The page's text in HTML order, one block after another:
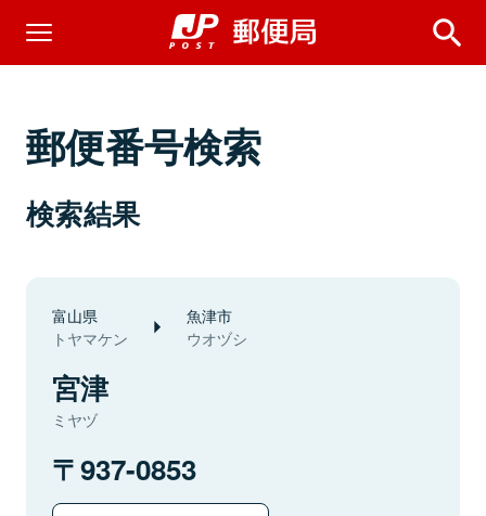
郵便番号検索
検索結果
富山県
トヤマケン
魚津市
ウオヅシ
宮津
ミヤヅ
937-0853